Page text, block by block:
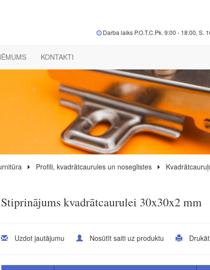
Darba laiks P.O.T.C.Pk. 9:00 - 18:00, S.
KONTAKTI
Profili, kvadrātcaurules un noseglistes
Stiprinājums kvadrātcaurulei 30x30x2 mm
Uzdot jautājumu Nosūtīt saiti uz produktu Drukāt